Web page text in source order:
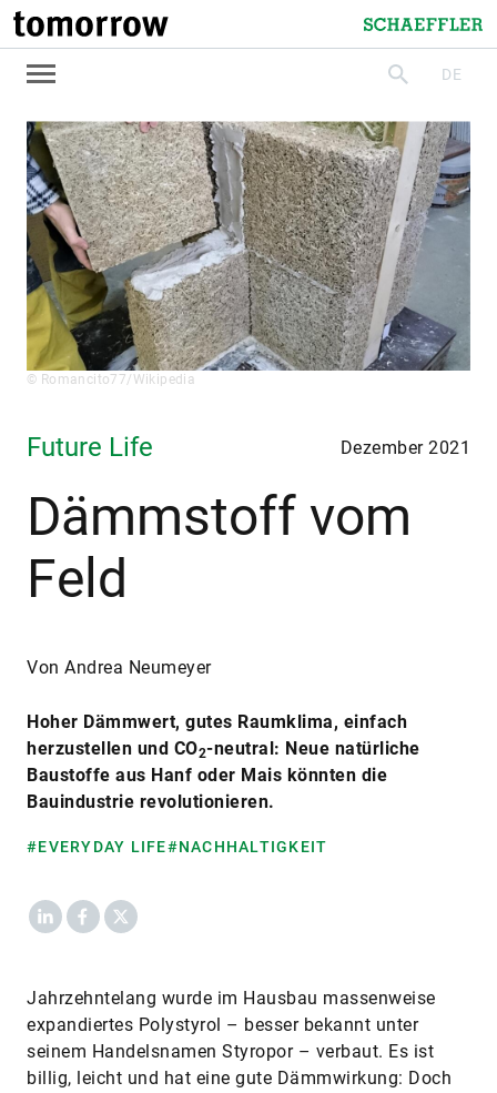
tomorrow
Schaeffler
suchenDE
© Romancito77/Wikipedia
Future Life Dezember 2021
Dämmstoff vom
Feld
Von Andrea Neumeyer
Hoher Dämmwert, gutes Raumklima, einfach
herzustellen und CO2-neutral: Neue natürliche
Baustoffe aus Hanf oder Mais könnten die
Bauindustrie revolutionieren.
#EVERYDAY LIFE#NACHHALTIGKEIT
LinkedInFacebook
X
Jahrzehntelang wurde im Hausbau massenweise
expandiertes Polystyrol – besser bekannt unter
seinem Handelsnamen Styropor – verbaut. Es ist
billig, leicht und hat eine gute Dämmwirkung: Doch